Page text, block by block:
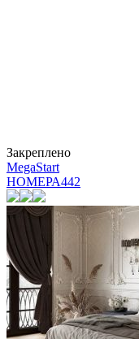
Закреплено
MegaStart
НОМЕРА442